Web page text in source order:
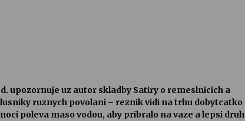
upozornuje uz autor skladby Satiry o remeslnicich a
ruznych povolani – reznik vidi na trhu dobytcatko
poleva maso vodou, aby pribralo na vaze a lepsi druh